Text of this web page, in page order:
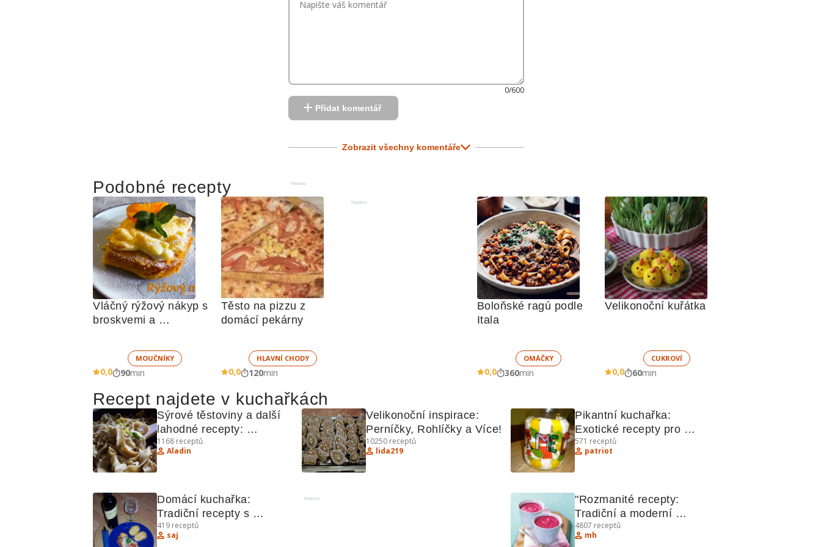
0/600
Přidat komentář
Zobrazit všechny komentáře
Reklama
Podobné recepty
Vláčný rýžový nákyp s
broskvemi a
MOUČNÍKY
0,0 90min
Těsto na pizzu z
domácí pekárny
HLAVNÍ CHODY
0,0 120min
Reklama
Boloňské ragú podle
Itala
OMÁČKY
0,0 360min
Velikonoční kuřátka
CUKROVÍ
0,0 60min
Recept najdete v kuchařkách
Sýrové těstoviny a další
lahodné recepty:
Kuchařka plná inspirace
1168 receptů
Aladin
Velikonoční inspirace:
Perníčky, Rohlíčky a Více!
10250 receptů
lida219
Pikantní kuchařka:
Exotické recepty pro
chuťové buňky
571 receptů
patriot
Domácí kuchařka:
Tradiční recepty s
kuchařskými tajemstvími
419 receptů
saj
Reklama
"Rozmanité recepty:
Tradiční a moderní
pokrmy"
4807 receptů
mh